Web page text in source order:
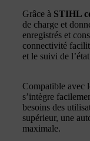
Grâce à STIHL
de charge et
enregistrés et
connectivité
et le suivi de
Compatible avec
s’intègre
besoins des
supérieur, une
maximale.